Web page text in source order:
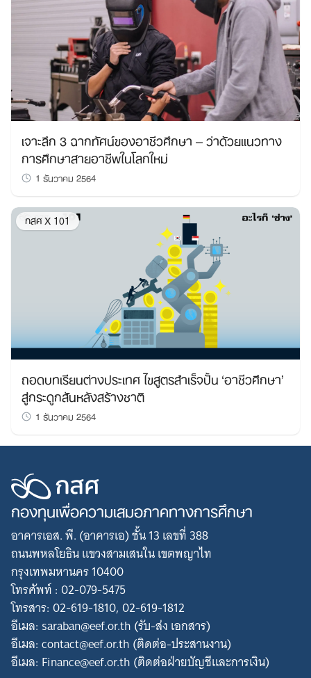
เจาะลึก 3 ฉากทัศน์ของอาชีวศึกษา – ว่าด้วยแนวทาง
การศึกษาสายอาชีพในโลกใหม่
1 ธันวาคม 2564
กสศ X 101
ถอดบทเรียนต่างประเทศ ไขสูตรสำเร็จปั้น ‘อาชีวศึกษา’
สู่กระดูกสันหลังสร้างชาติ
1 ธันวาคม 2564
กองทุนเพื่อความเสมอภาคทางการศึกษา
อาคารเอส. พี. (อาคารเอ) ชั้น 13 เลขที่ 388
ถนนพหลโยธิน แขวงสามเสนใน เขตพญาไท
กรุงเทพมหานคร 10400
โทรศัพท์ : 02-079-5475
โทรสาร: 02-619-1810, 02-619-1812
อีเมล: saraban@eef.or.th (รับ-ส่ง เอกสาร)
อีเมล: contact@eef.or.th (ติดต่อ-ประสานงาน)
อีเมล: Finance@eef.or.th (ติดต่อฝ่ายบัญชีและการเงิน)